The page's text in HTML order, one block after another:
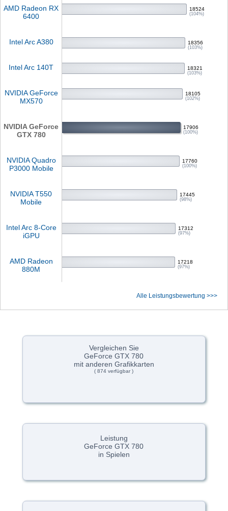
AMD Radeon RX
6400
18524
(104%)
Intel Arc A380 18356
(103%)
Intel Arc 140T 18321
(103%)
NVIDIA GeForce
MX570
18105
(102%)
NVIDIA GeForce
GTX 780
17906
(100%)
NVIDIA Quadro
P3000 Mobile
17760
(100%)
NVIDIA T550
Mobile
17445
(98%)
Intel Arc 8-Core
iGPU
17312
(97%)
AMD Radeon
880M
17218
(97%)
Alle Leistungsbewertung >>>
Vergleichen Sie
GeForce GTX 780
mit anderen Grafikkarten
( 874 verfügbar )
Leistung
GeForce GTX 780
in Spielen